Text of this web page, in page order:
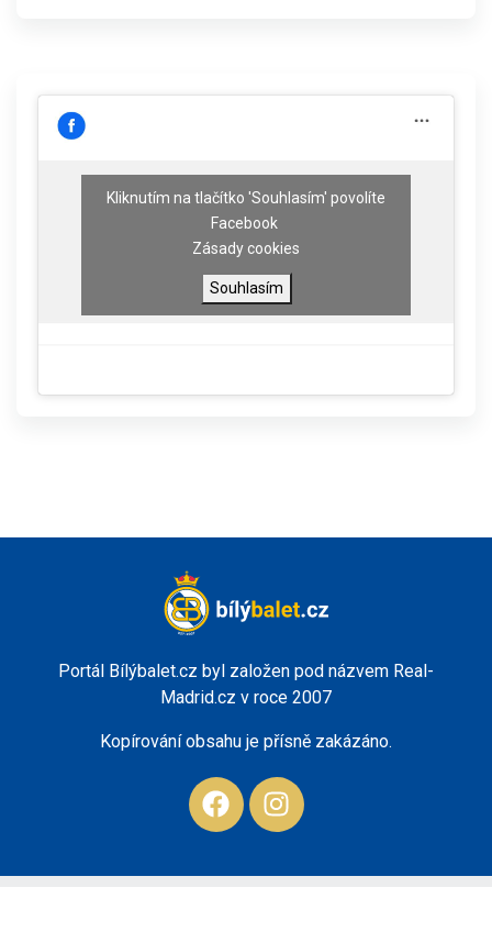
Kliknutím na tlačítko 'Souhlasím' povolíte
Facebook
Zásady cookies
Souhlasím
Portál Bílýbalet.cz byl založen pod názvem Real-
Madrid.cz v roce 2007
Kopírování obsahu je přísně zakázáno.